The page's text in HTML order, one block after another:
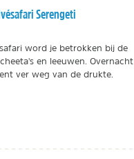
Serengeti
word je betrokken bij de
en leeuwen. Overnacht
ver weg van de drukte.